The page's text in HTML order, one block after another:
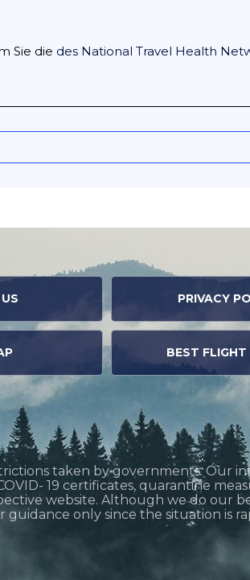
Sie die des National Travel Health
PRIVACY
BEST FLIGHT
taken by governments. Our
19 certificates, quarantine
website. Although we do our
only since the situation is